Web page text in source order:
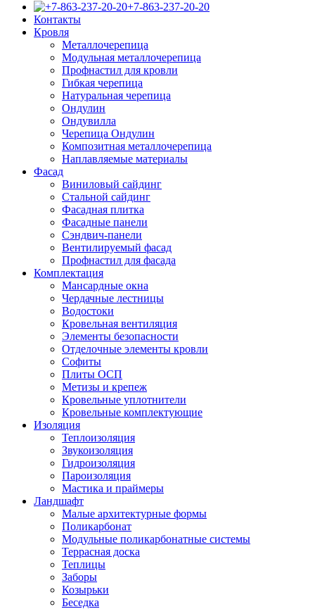
+7-863-237-20-20
Контакты
Кровля
Металлочерепица
Модульная металлочерепица
Профнастил для кровли
Гибкая черепица
Натуральная черепица
Ондулин
Ондувилла
Черепица Ондулин
Композитная металлочерепица
Наплавляемые материалы
Фасад
Виниловый сайдинг
Стальной сайдинг
Фасадная плитка
Фасадные панели
Сэндвич-панели
Вентилируемый фасад
Профнастил для фасада
Комплектация
Мансардные окна
Чердачные лестницы
Водостоки
Кровельная вентиляция
Элементы безопасности
Отделочные элементы кровли
Софиты
Плиты ОСП
Метизы и крепеж
Кровельные уплотнители
Кровельные комплектующие
Изоляция
Теплоизоляция
Звукоизоляция
Гидроизоляция
Пароизоляция
Мастика и праймеры
Ландшафт
Малые архитектурные формы
Поликарбонат
Модульные поликарбонатные системы
Террасная доска
Теплицы
Заборы
Козырьки
Беседка